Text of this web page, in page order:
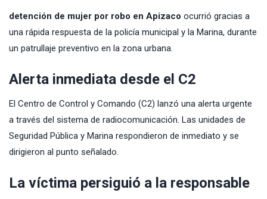
detención de mujer por robo en Apizaco ocurrió gracias a
una rápida respuesta de la policía municipal y la Marina, durante
un patrullaje preventivo en la zona urbana.
Alerta inmediata desde el C2
El Centro de Control y Comando (C2) lanzó una alerta urgente
a través del sistema de radiocomunicación. Las unidades de
Seguridad Pública y Marina respondieron de inmediato y se
dirigieron al punto señalado.
La víctima persiguió a la responsable